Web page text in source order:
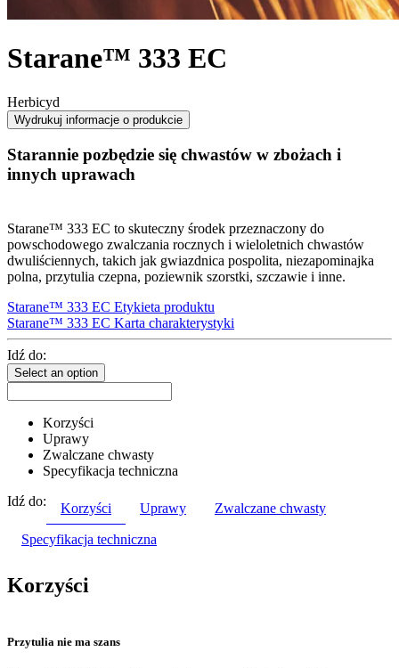
Starane™ 333 EC
Herbicyd
Wydrukuj informacje o produkcie
Starannie pozbędzie się chwastów w zbożach i
innych uprawach
Starane™ 333 EC to skuteczny środek przeznaczony do
powschodowego zwalczania rocznych i wieloletnich chwastów
dwuliściennych, takich jak gwiazdnica pospolita, niezapominajka
polna, przytulia czepna, poziewnik szorstki, szczawie i inne.
Starane™ 333 EC Etykieta produktu
Starane™ 333 EC Karta charakterystyki
Idź do:
Select an option
Korzyści
Uprawy
Zwalczane chwasty
Specyfikacja techniczna
Idź do:
Korzyści Uprawy Zwalczane chwasty
Specyfikacja techniczna
Korzyści
Przytulia nie ma szans